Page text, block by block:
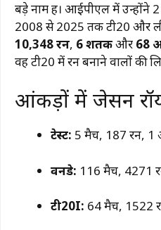
बड़े नाम हैं। आईपीएल में उन्होंने
2008 से 2025 तक टी20 और
10,348 रन, 6 शतकऔर 68
वह टी20 में रन बनाने वालों की
आंकड़ों में जेसन
टेस्ट: 5 मैच, 187 रन, 1
वनडे: 116 मैच, 4271
टी20I: 64 मैच, 1522